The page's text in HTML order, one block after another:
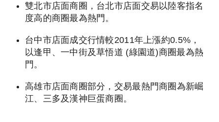
雙北市店面商圈，台北市店面交易以陸客指名
度高的商圈最為熱門。
台中市店面成交行情較2011年上漲約0.5%，
以逢甲、一中街及草悟道 (綠園道)商圈最為熱
門。
高雄市店面商圈部分，交易最熱門商圈為新崛
江、三多及漢神巨蛋商圈。